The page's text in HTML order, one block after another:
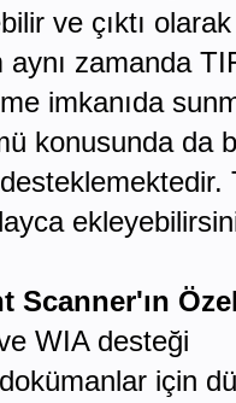
ve çıktı
aynı zamanda
imkanıda
konusunda da
Scanner'ın
WIA desteği
için